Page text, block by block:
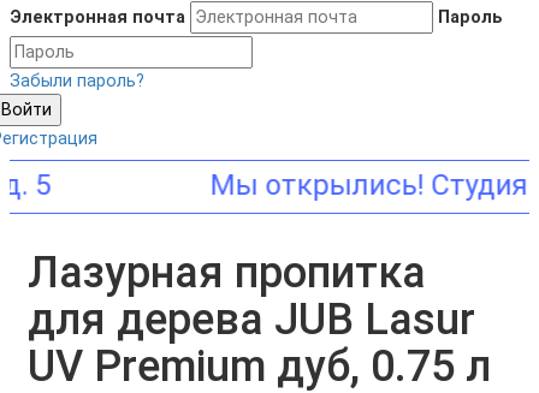
Электронная почта
Пароль
Забыли пароль?
Войти
Лазурная пропитка
для дерева JUB Lasur
UV Premium дуб, 0.75 л